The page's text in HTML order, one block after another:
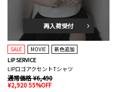
再入荷受付
SALE MOVIE 新色追加
LIP SERVICE
LIPロゴアクセントTシャツ
通常価格 ¥6,490
¥2,920 55%OFF